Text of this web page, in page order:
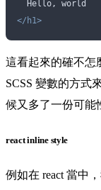
  Hello, world
</h1>
這看起來的確不怎
SCSS 變數的方式
候又多了一份可能
react inline style
例如在 react 當中